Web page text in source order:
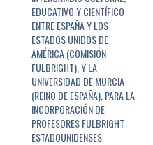
EDUCATIVO Y CIENTÍFICO
ENTRE ESPAÑA Y LOS
ESTADOS UNIDOS DE
AMÉRICA (COMISIÓN
FULBRIGHT), Y LA
UNIVERSIDAD DE MURCIA
(REINO DE ESPAÑA), PARA LA
INCORPORACIÓN DE
PROFESORES FULBRIGHT
ESTADOUNIDENSES